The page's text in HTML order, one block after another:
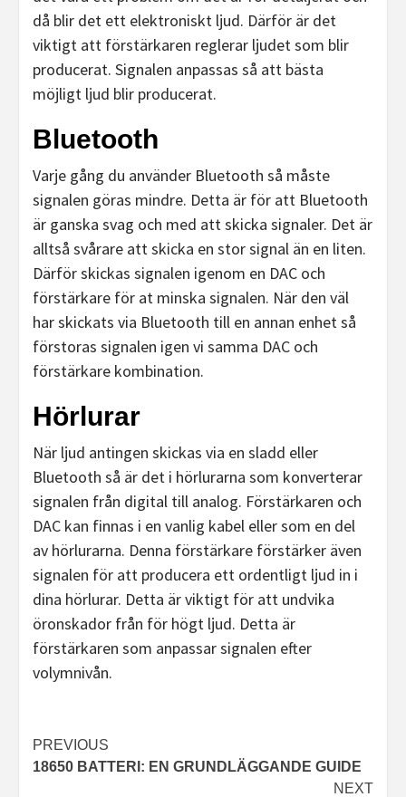
då blir det ett elektroniskt ljud. Därför är det
viktigt att förstärkaren reglerar ljudet som blir
producerat. Signalen anpassas så att bästa
möjligt ljud blir producerat.
Bluetooth
Varje gång du använder Bluetooth så måste
signalen göras mindre. Detta är för att Bluetooth
är ganska svag och med att skicka signaler. Det är
alltså svårare att skicka en stor signal än en liten.
Därför skickas signalen igenom en DAC och
förstärkare för at minska signalen. När den väl
har skickats via Bluetooth till en annan enhet så
förstoras signalen igen vi samma DAC och
förstärkare kombination.
Hörlurar
När ljud antingen skickas via en sladd eller
Bluetooth så är det i hörlurarna som konverterar
signalen från digital till analog. Förstärkaren och
DAC kan finnas i en vanlig kabel eller som en del
av hörlurarna. Denna förstärkare förstärker även
signalen för att producera ett ordentligt ljud in i
dina hörlurar. Detta är viktigt för att undvika
öronskador från för högt ljud. Detta är
förstärkaren som anpassar signalen efter
volymnivån.
Post
navigation
PREVIOUS
18650 BATTERI: EN GRUNDLÄGGANDE GUIDE
NEXT